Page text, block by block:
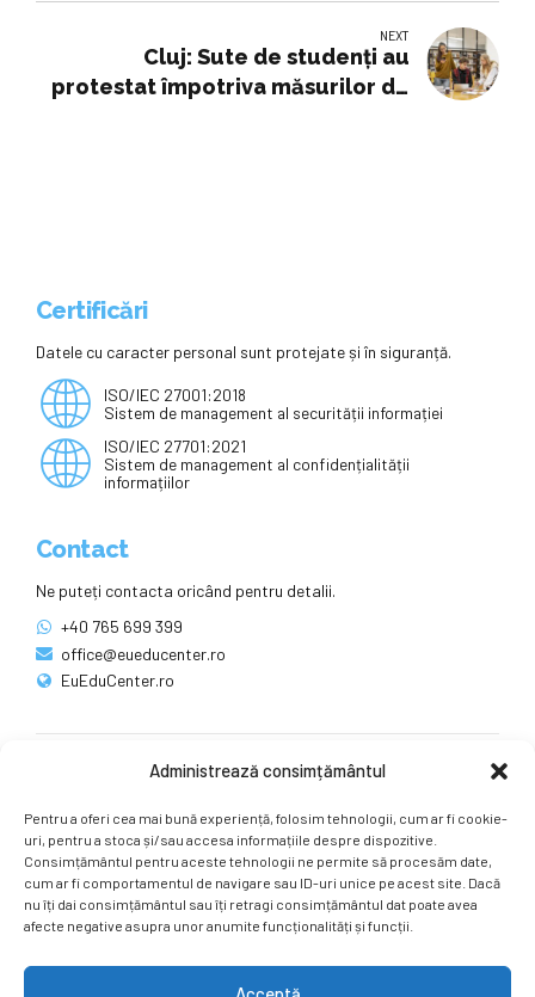
Administrează consimțământul
Pentru a oferi cea mai bună experiență, folosim tehnologii, cum ar fi cookie-
uri, pentru a stoca și/sau accesa informațiile despre dispozitive.
Consimțământul pentru aceste tehnologii ne permite să procesăm date,
cum ar fi comportamentul de navigare sau ID-uri unice pe acest site. Dacă
nu îți dai consimțământul sau îți retragi consimțământul dat poate avea
afecte negative asupra unor anumite funcționalități și funcții.
NEXT
Cluj: Sute de studenți au
protestat împotriva măsurilor de
Certificări
Datele cu caracter personal sunt protejate și în siguranță.
ISO/IEC 27001:2018
Sistem de management al securității informației
ISO/IEC 27701:2021
Sistem de management al confidențialității
informațiilor
Contact
Ne puteți contacta oricând pentru detalii.
+40 765 699 399
office@eueducenter.ro
EuEduCenter.ro
Ne puteți găsi și pe rețelele sociale.